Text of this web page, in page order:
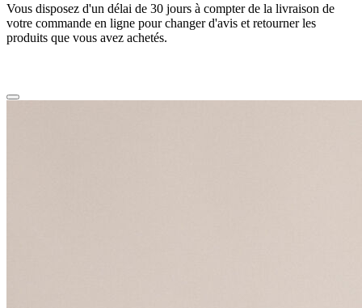
Vous disposez d'un délai de 30 jours à compter de la livraison de
votre commande en ligne pour changer d'avis et retourner les
produits que vous avez achetés.